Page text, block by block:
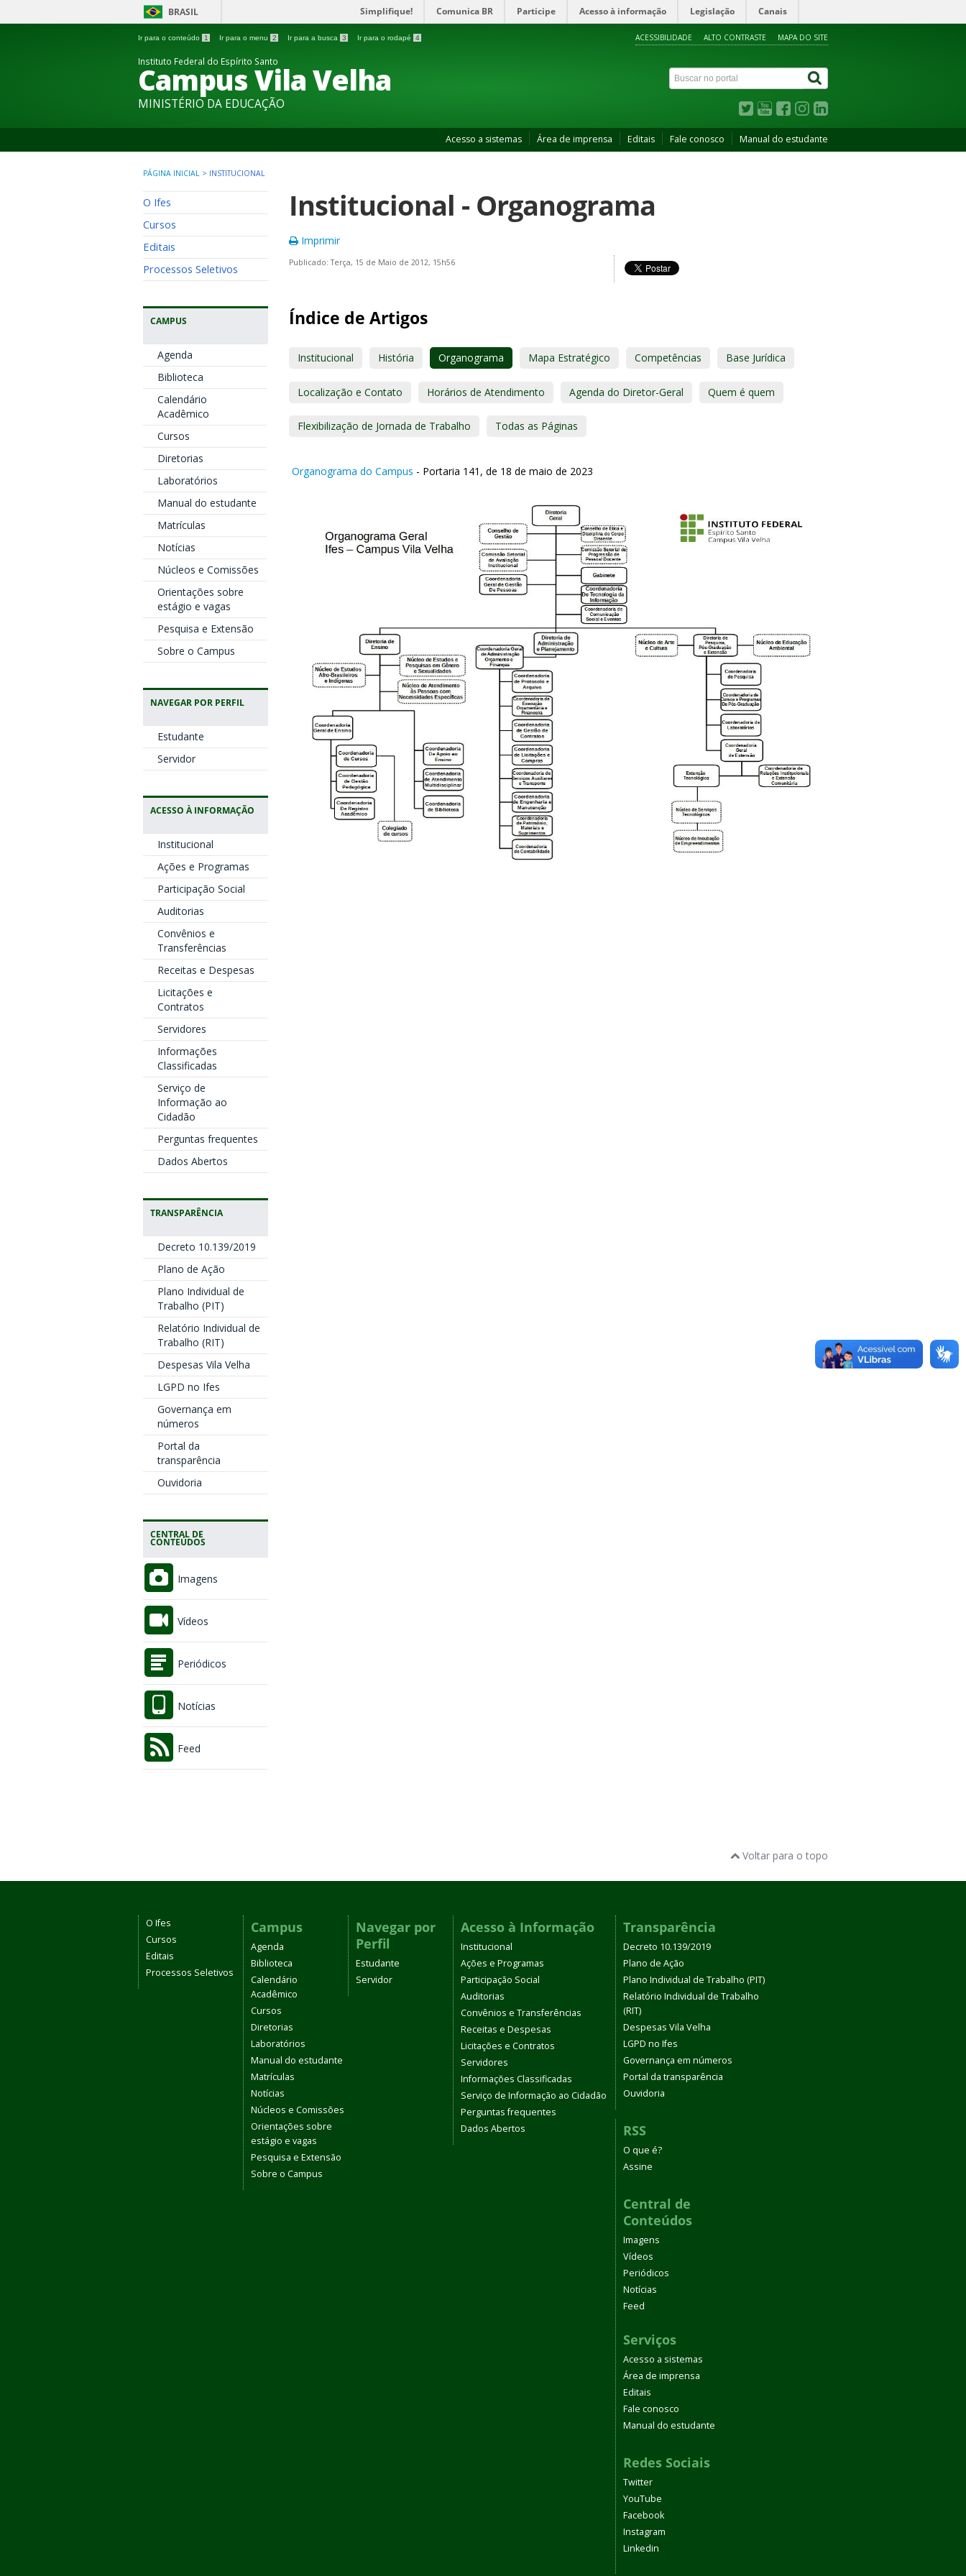
BRASIL Simplifique! Comunica BR Participe Acesso à informação Legislação Canais
Ir para o conteúdo 1 Ir para o menu 2 Ir para a busca 3 Ir para o rodapé 4 ACESSIBILIDADE ALTO CONTRASTE MAPA DO SITE
Instituto Federal do Espírito Santo
Campus Vila Velha
MINISTÉRIO DA EDUCAÇÃO
Acesso a sistemas Área de imprensa Editais Fale conosco Manual do estudante
PÁGINA INICIAL > INSTITUCIONAL
O Ifes
Cursos
Editais
Processos Seletivos
CAMPUS
Agenda
Biblioteca
Calendário
Acadêmico
Cursos
Diretorias
Laboratórios
Manual do estudante
Matrículas
Notícias
Núcleos e Comissões
Orientações sobre
estágio e vagas
Pesquisa e Extensão
Sobre o Campus
NAVEGAR POR PERFIL
Estudante
Servidor
ACESSO À INFORMAÇÃO
Institucional
Ações e Programas
Participação Social
Auditorias
Convênios e
Transferências
Receitas e Despesas
Licitações e
Contratos
Servidores
Informações
Classificadas
Serviço de
Informação ao
Cidadão
Perguntas frequentes
Dados Abertos
TRANSPARÊNCIA
Decreto 10.139/2019
Plano de Ação
Plano Individual de
Trabalho (PIT)
Relatório Individual de
Trabalho (RIT)
Despesas Vila Velha
LGPD no Ifes
Governança em
números
Portal da
transparência
Ouvidoria
CENTRAL DE
CONTEÚDOS
Imagens
Vídeos
Periódicos
Notícias
Feed
Institucional - Organograma
Imprimir
Publicado: Terça, 15 de Maio de 2012, 15h56
Índice de Artigos
Institucional História Organograma Mapa Estratégico Competências Base Jurídica
Localização e Contato Horários de Atendimento Agenda do Diretor-Geral Quem é quem
Flexibilização de Jornada de Trabalho Todas as Páginas
Organograma do Campus - Portaria 141, de 18 de maio de 2023
Voltar para o topo
O Ifes
Cursos
Editais
Processos Seletivos
Campus
Agenda
Biblioteca
Calendário
Acadêmico
Cursos
Diretorias
Laboratórios
Manual do estudante
Matrículas
Notícias
Núcleos e Comissões
Orientações sobre
estágio e vagas
Pesquisa e Extensão
Sobre o Campus
Navegar por
Perfil
Estudante
Servidor
Acesso à Informação
Institucional
Ações e Programas
Participação Social
Auditorias
Convênios e Transferências
Receitas e Despesas
Licitações e Contratos
Servidores
Informações Classificadas
Serviço de Informação ao Cidadão
Perguntas frequentes
Dados Abertos
Transparência
Decreto 10.139/2019
Plano de Ação
Plano Individual de Trabalho (PIT)
Relatório Individual de Trabalho
(RIT)
Despesas Vila Velha
LGPD no Ifes
Governança em números
Portal da transparência
Ouvidoria
RSS
O que é?
Assine
Central de
Conteúdos
Imagens
Vídeos
Periódicos
Notícias
Feed
Serviços
Acesso a sistemas
Área de imprensa
Editais
Fale conosco
Manual do estudante
Redes Sociais
Twitter
YouTube
Facebook
Instagram
Linkedin